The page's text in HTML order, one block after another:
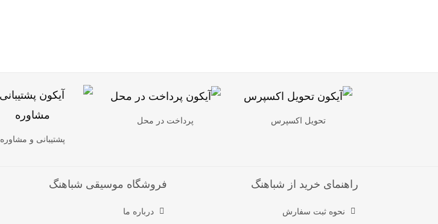
تحویل اکسپرس
پرداخت در محل
پشتیبانی و مشاوره
راهنمای خرید از شباهنگ
نحوه ثبت سفارش
فروشگاه موسیقی شباهنگ
درباره ما